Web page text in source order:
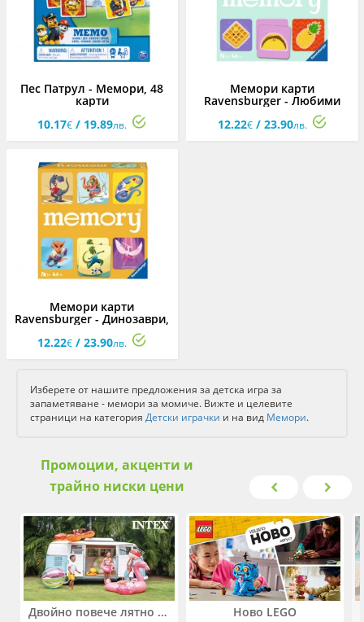
Пес Патрул - Мемори, 48
карти
10.17€ / 19.89лв.
Мемори карти
Ravensburger - Любими
12.22€/ 23.90лв.
Мемори карти
Ravensburger - Динозаври,
12.22€ / 23.90лв.
Изберете от нашите предложения за детска игра за
запаметяване - мемори за момиче. Вижте и целевите
страници на категория Детски играчки и на вид Мемори.
Промоции, акценти и
трайно ниски цени
Двойно повече лятно забавление! Купи 2 продукта INTEX и вземи -33% Ново LEGO